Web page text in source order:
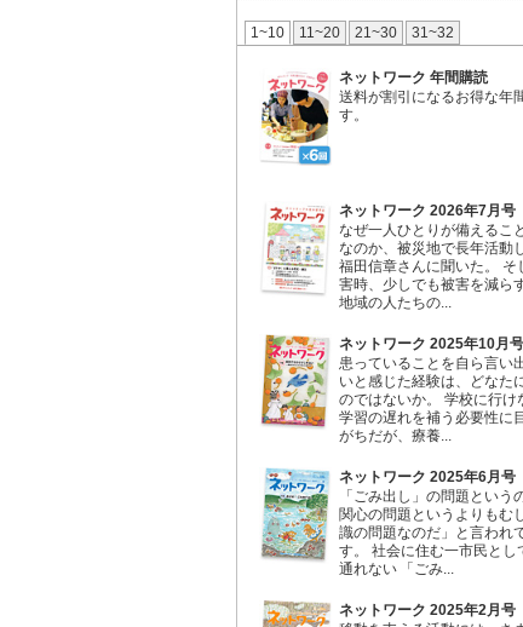
1~10 11~20 21~30 31~32
ネットワーク 年間購読
送料が割引になるお得な年
す。
ネットワーク 2026年7月号
なぜ一人ひとりが備えるこ
なのか、被災地で長年活動
福田信章さんに聞いた。 そ
害時、少しでも被害を減ら
地域の人たちの...
ネットワーク 2025年10月号
患っていることを自ら言い
いと感じた経験は、どなた
のではないか。 学校に行け
学習の遅れを補う必要性に
がちだが、療養...
ネットワーク 2025年6月号
「ごみ出し」の問題という
関心の問題というよりもむ
識の問題なのだ」と言われ
す。 社会に住む一市民とし
通れない 「ごみ...
ネットワーク 2025年2月号